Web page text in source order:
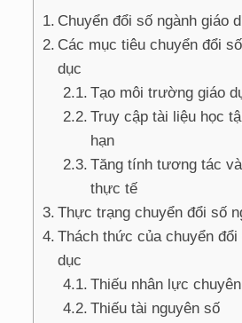
Chuyển đổi số ngành giáo
Các mục tiêu chuyển đổi
dục
Tạo môi trường giáo
Truy cập tài liệu học
hạn
Tăng tính tương tác
thực tế
Thực trạng chuyển đổi số
Thách thức của chuyển đổi
dục
Thiếu nhân lực
Thiếu tài nguyên số